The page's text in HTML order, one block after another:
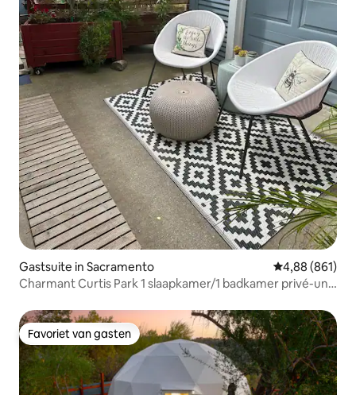
Gastsuite in Sacramento Gemiddelde
4,88 (861)
Charmant Curtis Park 1 slaapkamer/1 badkamer privé-unit
Favoriet van gasten
Favoriet van gasten